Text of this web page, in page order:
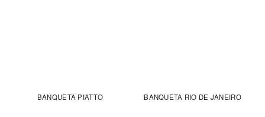
BANQUETA PIATTO BANQUETA RIO DE JANEIRO